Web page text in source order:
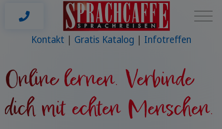
Kontakt Gratis Katalog Infotreffen
Online lernen. Verbinde
dich mit echten Menschen.